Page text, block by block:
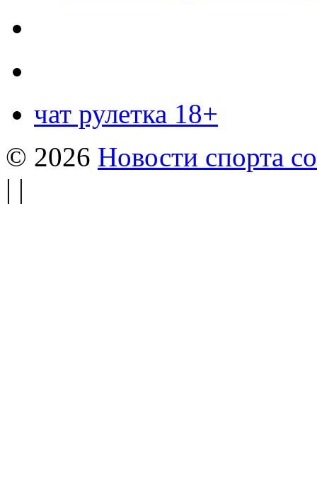
чат рулетка 18+
© 2026 Новости спорта
| |